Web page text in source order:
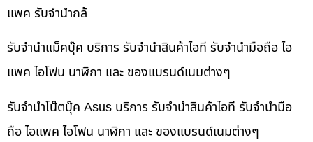
แพค รับจำนำกล้
รับจำนำแม็คบุ๊ค บริการ รับจำนำสินค้าไอที รับจำนำมือถือ ไอ
แพค ไอโฟน นาฬิกา และ ของแบรนด์เนมต่างๆ
รับจำนำโน๊ตบุ๊ค Asus บริการ รับจำนำสินค้าไอที รับจำนำมือ
ถือ ไอแพค ไอโฟน นาฬิกา และ ของแบรนด์เนมต่างๆ